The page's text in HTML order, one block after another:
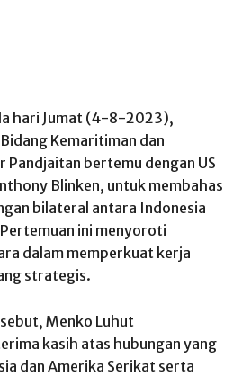
hari Jumat (4-8-2023),
Kemaritiman dan
Pandjaitan bertemu dengan US
Blinken, untuk membahas
bilateral antara Indonesia
ini menyoroti
dalam memperkuat kerja
strategis.
Menko Luhut
kasih atas hubungan yang
dan Amerika Serikat serta